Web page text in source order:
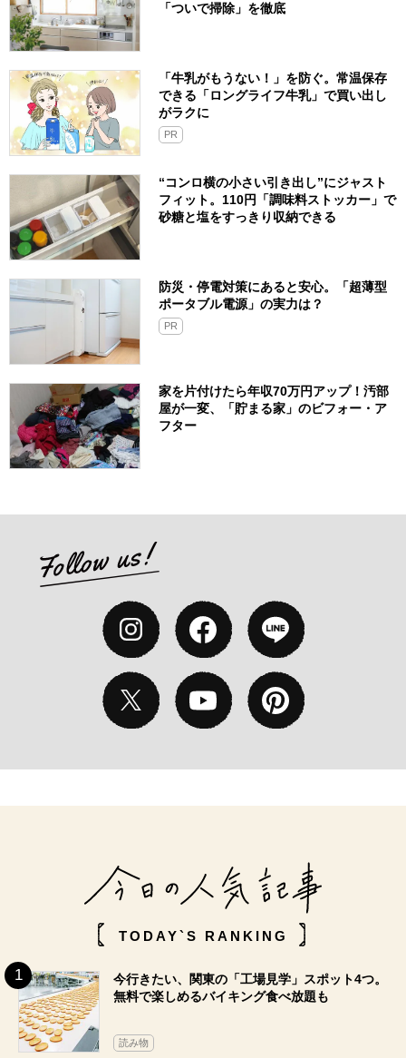
「ついで掃除」を徹底
「牛乳がもうない！」を防ぐ。常温保存
できる「ロングライフ牛乳」で買い出し
がラクに
PR
“コンロ横の小さい引き出し”にジャスト
フィット。110円「調味料ストッカー」で
砂糖と塩をすっきり収納できる
防災・停電対策にあると安心。「超薄型
ポータブル電源」の実力は？​
PR
家を片付けたら年収70万円アップ！汚部
屋が一変、「貯まる家」のビフォー・ア
フター
TODAY`S RANKING
今行きたい、関東の「工場見学」スポット4つ。
無料で楽しめるバイキング食べ放題も
読み物